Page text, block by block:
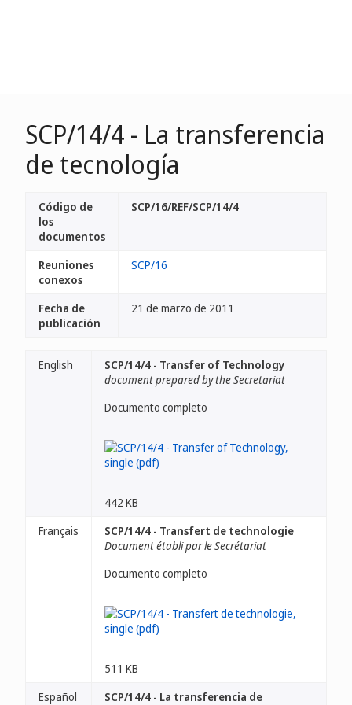
SCP/14/4 - La transferencia
de tecnología
Código de
los
documentos
SCP/16/REF/SCP/14/4
Reuniones
conexos
SCP/16
Fecha de
publicación
21 de marzo de 2011
English
SCP/14/4 - Transfer of Technology
document prepared by the Secretariat
Documento completo
442 KB
Français
SCP/14/4 - Transfert de technologie
Document établi par le Secrétariat
Documento completo
511 KB
Español
SCP/14/4 - La transferencia de